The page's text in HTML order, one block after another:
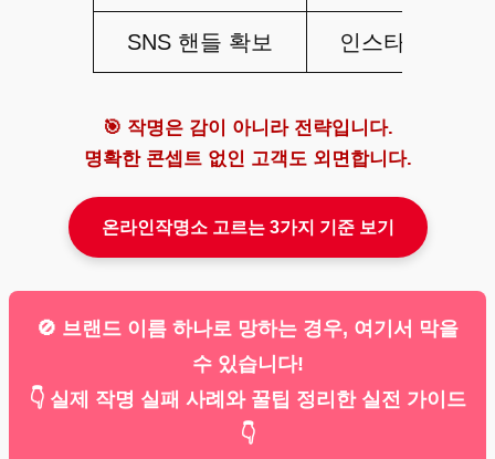
SNS 핸들 확보 인스타그램·트
🎯 작명은 감이 아니라 전략입니다.
명확한 콘셉트 없인 고객도 외면합니다.
온라인작명소 고르는 3가지 기준 보기
🚫 브랜드 이름 하나로 망하는 경우, 여기서 막을
수 있습니다!
👇 실제 작명 실패 사례와 꿀팁 정리한 실전 가이드
👇